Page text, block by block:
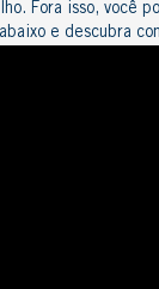
. Fora isso, você
e descubra